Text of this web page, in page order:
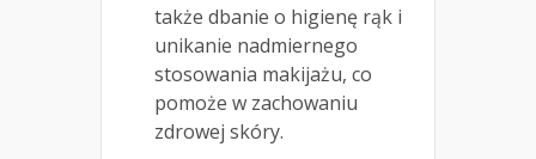
także dbanie o higienę rąk i
unikanie nadmiernego
stosowania makijażu, co
pomoże w zachowaniu
zdrowej skóry.